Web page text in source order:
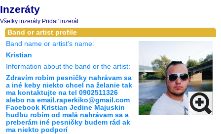
Inzeráty
Všetky inzeráty Pridať inzerát
Band or artist profile
Band name or artist's name:
Kristian
Information about the band or the artist:
Zdravím robím pesničky nahrávam sa
a iné keby niekto chcel na želanie tak
ma kontaktujte na tel 0902511326
alebo na email.raperkiko@gmail.com
Facebook Kristian Jedine Majuskin
hudbu robím od malá nahrávam sa a
preberám iné pesničky budem rád ak
ma niekto podporí